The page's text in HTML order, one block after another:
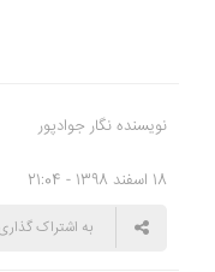
نویسنده نگار جوادپور
18 اسفند 1398 - 21:04
به اشتراک